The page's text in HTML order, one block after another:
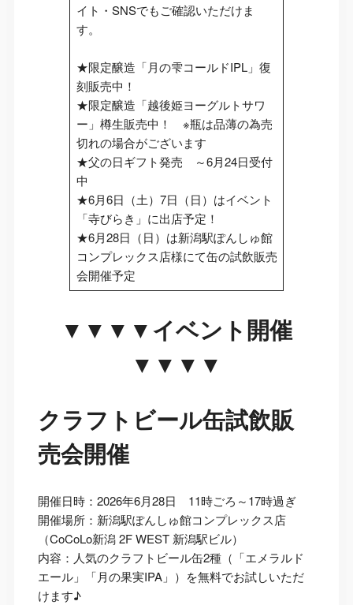
イト・SNSでもご確認いただけま
す。
★限定醸造「月の雫コールドIPL」復
刻販売中！
★限定醸造「越後姫ヨーグルトサワ
ー」樽生販売中！ ※瓶は品薄の為売
切れの場合がございます
★父の日ギフト発売 ～6月24日受付
中
★6月6日（土）7日（日）はイベント
「寺びらき」に出店予定！
★6月28日（日）は新潟駅ぽんしゅ館
コンプレックス店様にて缶の試飲販売
会開催予定
▼▼▼▼イベント開催
▼▼▼▼
クラフトビール缶試飲販
売会開催
開催日時：2026年6月28日 11時ごろ～17時過ぎ
開催場所：新潟駅ぽんしゅ館コンプレックス店
（CoCoLo新潟 2F WEST 新潟駅ビル）
内容：人気のクラフトビール缶2種（「エメラルド
エール」「月の果実IPA」）を無料でお試しいただ
けます♪